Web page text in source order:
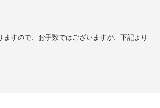
すので、お手数ではございますが、下記より